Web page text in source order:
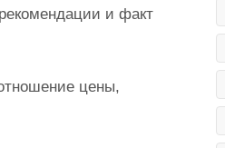
и факт
цены,